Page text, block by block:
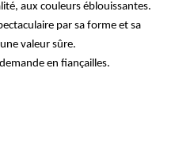
aux couleurs éblouissantes.
par sa forme et sa
valeur sûre.
en fiançailles.